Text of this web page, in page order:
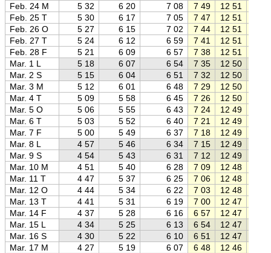
Feb. 24 M
5 32 6 20 7 08 7 49 12 51
Feb. 25 T
5 30 6 17 7 05 7 47 12 51
Feb. 26 O
5 27 6 15 7 02 7 44 12 51
Feb. 27 T
5 24 6 12 6 59 7 41 12 51
Feb. 28 F
5 21 6 09 6 57 7 38 12 51
Mar. 1 L
5 18 6 07 6 54 7 35 12 50
Mar. 2 S
5 15 6 04 6 51 7 32 12 50
Mar. 3 M
5 12 6 01 6 48 7 29 12 50
Mar. 4 T
5 09 5 58 6 45 7 26 12 50
Mar. 5 O
5 06 5 55 6 43 7 24 12 49
Mar. 6 T
5 03 5 52 6 40 7 21 12 49
Mar. 7 F
5 00 5 49 6 37 7 18 12 49
Mar. 8 L
4 57 5 46 6 34 7 15 12 49
Mar. 9 S
4 54 5 43 6 31 7 12 12 49
Mar. 10 M
4 51 5 40 6 28 7 09 12 48
Mar. 11 T
4 47 5 37 6 25 7 06 12 48
Mar. 12 O
4 44 5 34 6 22 7 03 12 48
Mar. 13 T
4 41 5 31 6 19 7 00 12 47
Mar. 14 F
4 37 5 28 6 16 6 57 12 47
Mar. 15 L
4 34 5 25 6 13 6 54 12 47
Mar. 16 S
4 30 5 22 6 10 6 51 12 47
Mar. 17 M
4 27 5 19 6 07 6 48 12 46